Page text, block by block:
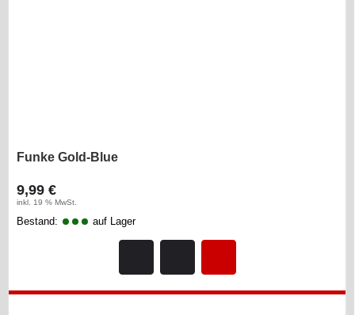
Funke Gold-Blue
9,99 €
inkl. 19 % MwSt.
Bestand: auf Lager